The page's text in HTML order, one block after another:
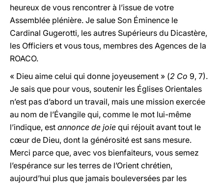
heureux de vous rencontrer à l’issue de votre
Assemblée plénière. Je salue Son Éminence le
Cardinal Gugerotti, les autres Supérieurs du Dicastère,
les Officiers et vous tous, membres des Agences de la
ROACO.
« Dieu aime celui qui donne joyeusement » (2 Co 9, 7).
Je sais que pour vous, soutenir les Églises Orientales
n’est pas d’abord un travail, mais une mission exercée
au nom de l’Évangile qui, comme le mot lui-même
l’indique, est annonce de joie qui réjouit avant tout le
cœur de Dieu, dont la générosité est sans mesure.
Merci parce que, avec vos bienfaiteurs, vous semez
l’espérance sur les terres de l’Orient chrétien,
aujourd’hui plus que jamais bouleversées par les